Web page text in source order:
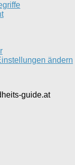
ändern
guide.at